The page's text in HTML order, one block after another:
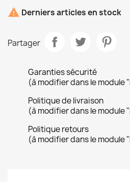
 Derniers articles en stock
Partager
Garanties sécurité
(à modifier dans le module
Politique de livraison
(à modifier dans le module
Politique retours
(à modifier dans le module